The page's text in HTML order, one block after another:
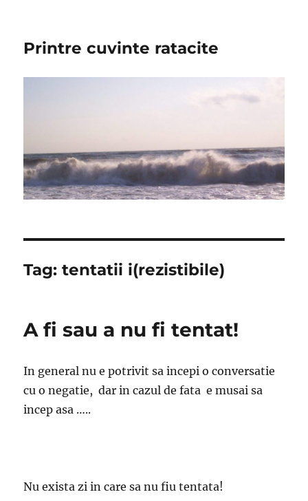
Printre cuvinte ratacite
Tag:tentatii i(rezistibile)
A fi sau a nu fi tentat!
In general nu e potrivit sa incepi o conversatie
cu o negatie, dar in cazul de fata e musai sa
incep asa …..
Nu exista zi in care sa nu fiu tentata!